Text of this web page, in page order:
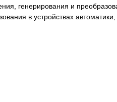
генерирования и
в устройствах